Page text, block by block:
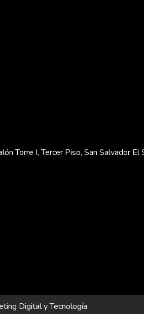
Torre I, Tercer Piso, San Salvador El
Digital y Tecnología